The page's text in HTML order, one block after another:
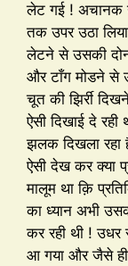
लेट गई ! अचानक
तक उपर उठा
लेटने से उसकी
और टाँग मोडने से
चूत की झिर्री
ऐसी दिखाई दे
झलक दिखला रहा
ऐसी देख कर क्या
मालूम था क़ि
का ध्यान अभी
कर रही थी ! उधर
आ गया और जैसे